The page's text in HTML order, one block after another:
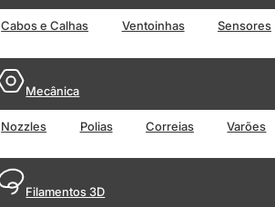
Cabos e Calhas Ventoinhas Sensores
Mecânica
Nozzles Polias Correias Varões
Filamentos 3D